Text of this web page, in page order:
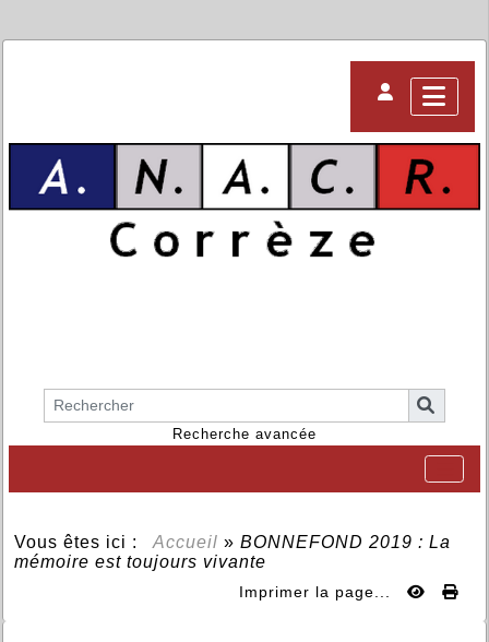
Recherche avancée
Vous êtes ici : Accueil » BONNEFOND 2019 : La
mémoire est toujours vivante
Imprimer la page...